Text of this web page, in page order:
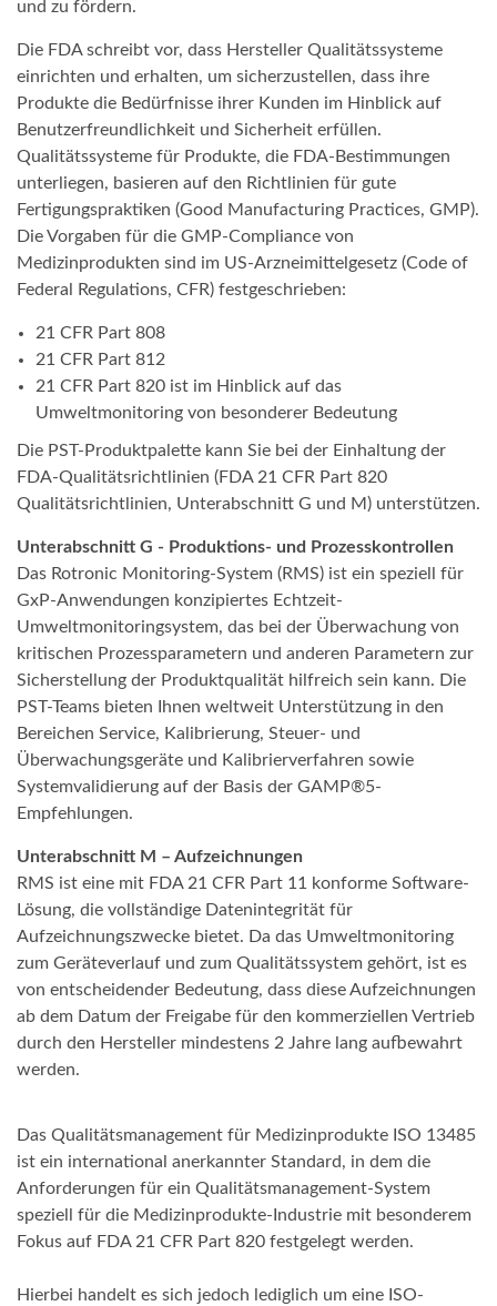
und zu fördern.
Die FDA schreibt vor, dass Hersteller Qualitätssysteme
einrichten und erhalten, um sicherzustellen, dass ihre
Produkte die Bedürfnisse ihrer Kunden im Hinblick auf
Benutzerfreundlichkeit und Sicherheit erfüllen.
Qualitätssysteme für Produkte, die FDA-Bestimmungen
unterliegen, basieren auf den Richtlinien für gute
Fertigungspraktiken (Good Manufacturing Practices, GMP).
Die Vorgaben für die GMP-Compliance von
Medizinprodukten sind im US-Arzneimittelgesetz (Code of
Federal Regulations, CFR) festgeschrieben:
21 CFR Part 808
21 CFR Part 812
21 CFR Part 820 ist im Hinblick auf das
Umweltmonitoring von besonderer Bedeutung
Die PST-Produktpalette kann Sie bei der Einhaltung der
FDA-Qualitätsrichtlinien (FDA 21 CFR Part 820
Qualitätsrichtlinien, Unterabschnitt G und M) unterstützen.
Unterabschnitt G - Produktions- und Prozesskontrollen
Das Rotronic Monitoring-System (RMS) ist ein speziell für
GxP-Anwendungen konzipiertes Echtzeit-
Umweltmonitoringsystem, das bei der Überwachung von
kritischen Prozessparametern und anderen Parametern zur
Sicherstellung der Produktqualität hilfreich sein kann. Die
PST-Teams bieten Ihnen weltweit Unterstützung in den
Bereichen Service, Kalibrierung, Steuer- und
Überwachungsgeräte und Kalibrierverfahren sowie
Systemvalidierung auf der Basis der GAMP®5-
Empfehlungen.
Unterabschnitt M – Aufzeichnungen
RMS ist eine mit FDA 21 CFR Part 11 konforme Software-
Lösung, die vollständige Datenintegrität für
Aufzeichnungszwecke bietet. Da das Umweltmonitoring
zum Geräteverlauf und zum Qualitätssystem gehört, ist es
von entscheidender Bedeutung, dass diese Aufzeichnungen
ab dem Datum der Freigabe für den kommerziellen Vertrieb
durch den Hersteller mindestens 2 Jahre lang aufbewahrt
werden.
Das Qualitätsmanagement für Medizinprodukte ISO 13485
ist ein international anerkannter Standard, in dem die
Anforderungen für ein Qualitätsmanagement-System
speziell für die Medizinprodukte-Industrie mit besonderem
Fokus auf FDA 21 CFR Part 820 festgelegt werden.
Hierbei handelt es sich jedoch lediglich um eine ISO-